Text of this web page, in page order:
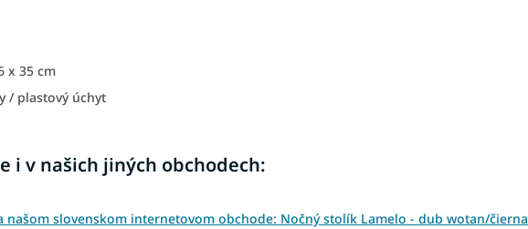
x 35 cm
/ plastový úchyt
i v našich jiných obchodech:
našom slovenskom internetovom obchode: Nočný stolík Lamelo - dub wotan/čierna